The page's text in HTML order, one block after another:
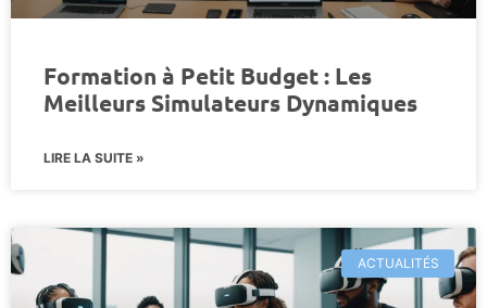
Formation à Petit Budget : Les
Meilleurs Simulateurs Dynamiques
LIRE LA SUITE »
ACTUALITÉS